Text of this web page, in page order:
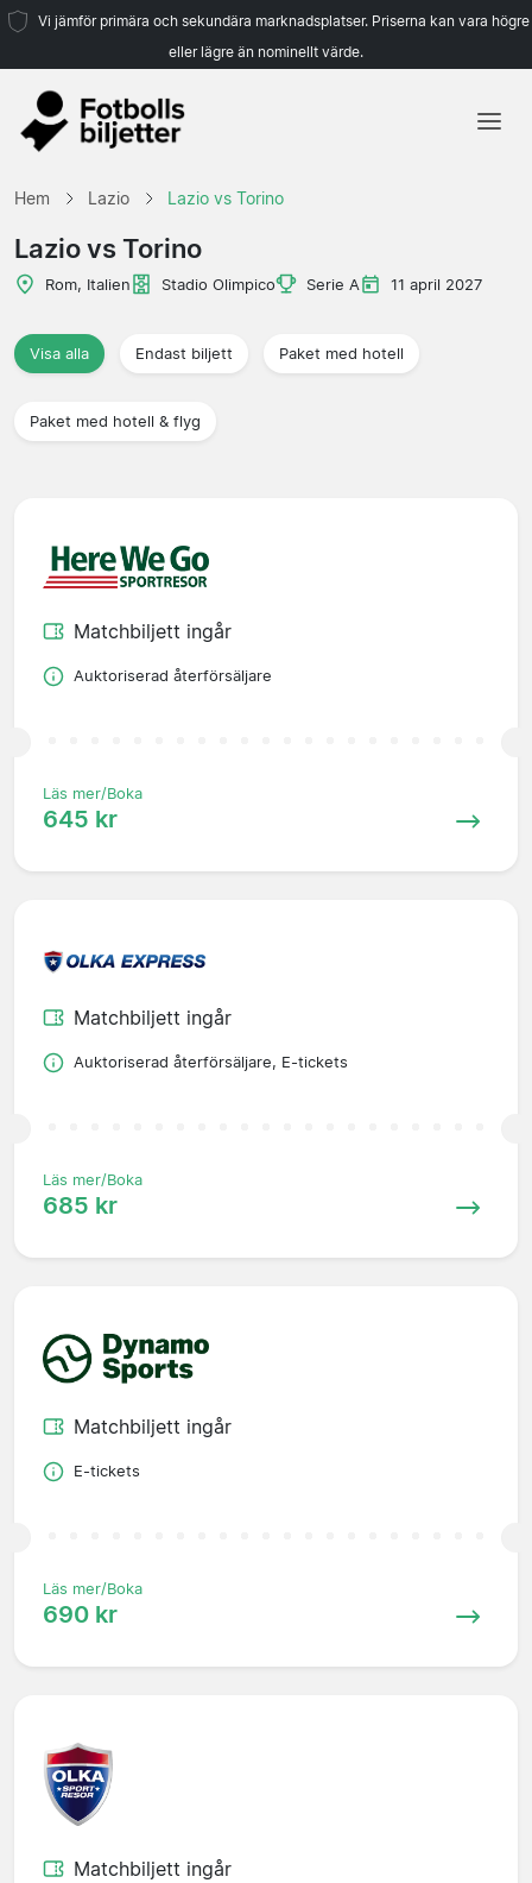
Vi jämför primära och sekundära marknadsplatser. Priserna kan vara högre
eller lägre än nominellt värde.
Hem Lazio Lazio vs Torino
Lazio vs Torino
Rom, Italien Stadio Olimpico Serie A 11 april 2027
Visa alla Endast biljett Paket med hotell
Paket med hotell & flyg
Matchbiljett ingår
Auktoriserad återförsäljare
Läs mer/Boka
645 kr
Matchbiljett ingår
Auktoriserad återförsäljare, E-tickets
Läs mer/Boka
685 kr
Matchbiljett ingår
E-tickets
Läs mer/Boka
690 kr
Matchbiljett ingår